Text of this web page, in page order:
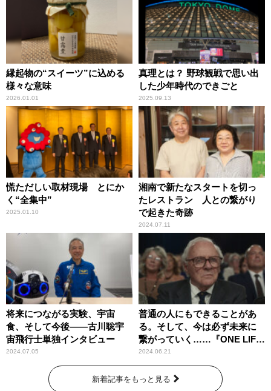
縁起物の“スイーツ”に込める
様々な意味
2026.01.01
真理とは？ 野球観戦で思い出
した少年時代のできごと
2025.09.13
慌ただしい取材現場 とにか
く“全集中”
2025.01.10
湘南で新たなスタートを切っ
たレストラン 人との繋がり
で起きた奇跡
2024.07.11
将来につながる実験、宇宙
食、そして今後――古川聡宇
宙飛行士単独インタビュー
2024.07.05
普通の人にもできることがあ
る。そして、今は必ず未来に
繋がっていく……『ONE LIFE
奇跡が繋いだ6000の命』
2024.06.21
新着記事をもっと見る